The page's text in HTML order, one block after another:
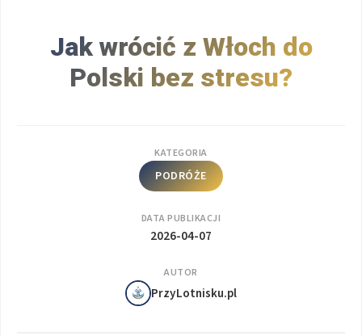
Jak wrócić z Włoch do
Polski bez stresu?
KATEGORIA
PODRÓŻE
DATA PUBLIKACJI
2026-04-07
AUTOR
PrzyLotnisku.pl